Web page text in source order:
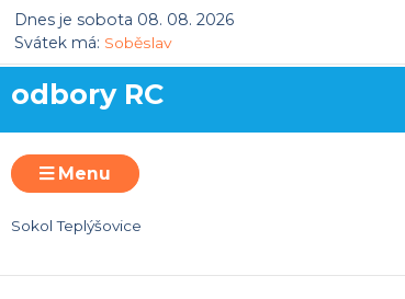
Dnes je sobota 08. 08. 2026
Svátek má: Soběslav
odbory RC
Menu
Sokol Teplýšovice